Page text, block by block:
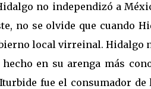
no independizó a
no se olvide que cuando
local virreinal.
en su arenga más
fue el consumador de